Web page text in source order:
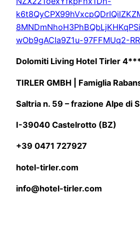
wOb9gACIa9Z1u-97FFMUq2-
Dolomiti Living Hotel Tirler
TIRLER GMBH | Famiglia
Saltria n. 59 – frazione Alpe di
I-39040 Castelrotto (BZ)
+39 0471 727927
hotel-tirler.com
info@hotel-tirler.com